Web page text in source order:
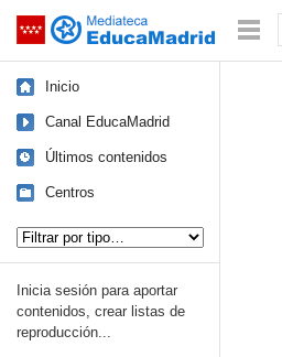
Saltar navegación
Inicio
Canal EducaMadrid
Últimos contenidos
Centros
Inicia sesión para aportar
contenidos, crear listas de
reproducción...